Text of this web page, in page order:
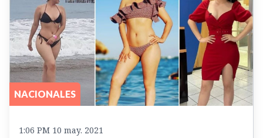
NACIONALES
1:06 PM 10 may. 2021